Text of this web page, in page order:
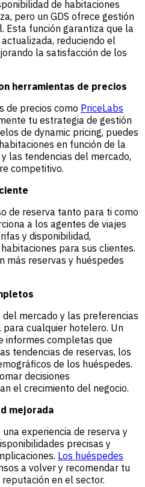
de habitaciones
pero un GDS ofrece gestión
Esta función garantiza que la
reduciendo el
la satisfacción de los
herramientas de precios
de precios como PriceLabs
tu estrategia de gestión
de dynamic pricing, puedes
en función de la
las tendencias del mercado,
competitivo.
de reserva tanto para ti como
a los agentes de viajes
y disponibilidad,
para sus clientes.
más reservas y huéspedes
mercado y las preferencias
cualquier hotelero. Un
informes completas que
tendencias de reservas, los
de los huéspedes.
decisiones
el crecimiento del negocio.
mejorada
experiencia de reserva y
precisas y
Los huéspedes
a volver y recomendar tu
en el sector.